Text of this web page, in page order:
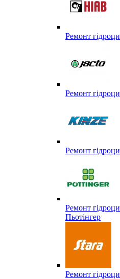
Ремонт
Ремонт
Ремонт
Ремонт
Пьотінгер
Ремонт